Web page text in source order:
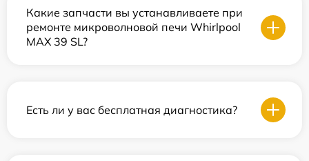
Какие запчасти вы устанавливаете при
ремонте микроволновой печи Whirlpool
MAX 39 SL?
Есть ли у вас бесплатная диагностика?